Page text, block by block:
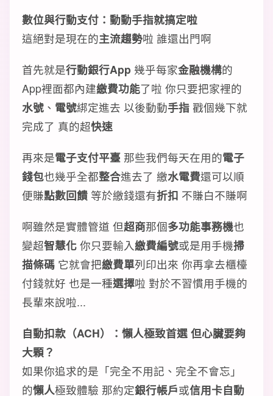
數位與行動支付：動動手指就搞定啦
這絕對是現在的主流趨勢啦 誰還出門啊
首先就是行動銀行App 幾乎每家金融機構的
App裡面都內建繳費功能了啦 你只要把家裡的
水號 、 電號綁定進去 以後動動手指 戳個幾下就
完成了 真的超快速
再來是電子支付平臺 那些我們每天在用的電子
錢包也幾乎全都整合進去了 繳水電費還可以順
便賺點數回饋 等於繳錢還有折扣 不賺白不賺啊
啊雖然是實體管道 但超商那個多功能事務機也
變超智慧化 你只要輸入繳費編號或是用手機掃
描條碼 它就會把繳費單列印出來 你再拿去櫃檯
付錢就好 也是一種選擇啦 對於不習慣用手機的
長輩來說啦...
自動扣款（ACH）：懶人極致首選 但心臟要夠
大顆？
如果你追求的是「完全不用記、完全不會忘」
的懶人極致體驗 那約定銀行帳戶或信用卡自動